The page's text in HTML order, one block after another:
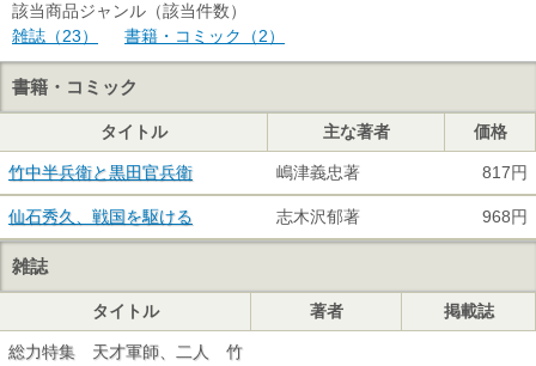
該当商品ジャンル（該当件数）
雑誌（23）
書籍・コミック（2）
書籍・コミック
タイトル 主な著者 価格
竹中半兵衛と黒田官兵衛 嶋津義忠著 817円
仙石秀久、戦国を駆ける 志木沢郁著 968円
雑誌
タイトル 著者 掲載誌
総力特集 天才軍師、二人 竹